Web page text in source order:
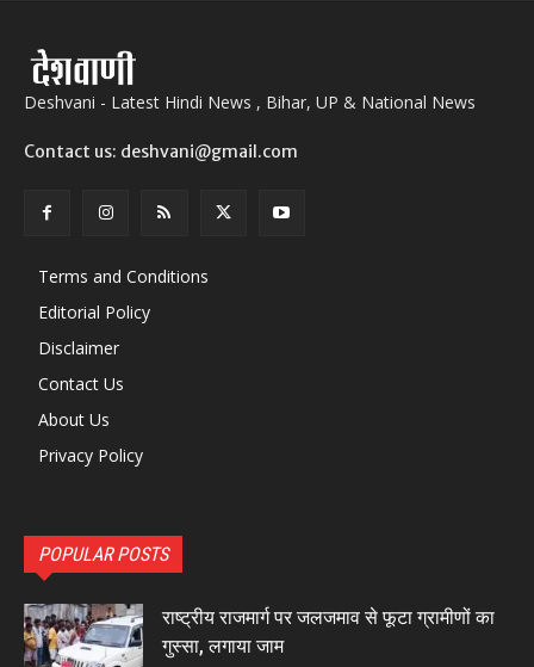
Deshvani - Latest Hindi News , Bihar, UP & National News
Contact us: deshvani@gmail.com
Terms and Conditions
Editorial Policy
Disclaimer
Contact Us
About Us
Privacy Policy
POPULAR POSTS
राष्ट्रीय राजमार्ग पर जलजमाव से फूटा ग्रामीणों का
गुस्सा, लगाया जाम